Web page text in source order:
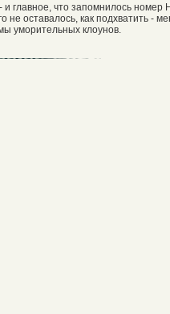
главное, что запомнилось номер
оставалось, как подхватить -
уморительных клоунов.